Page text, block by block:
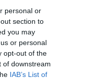
personal or
section to
you may
or personal
opt-out of the
of downstream
IAB’s List of